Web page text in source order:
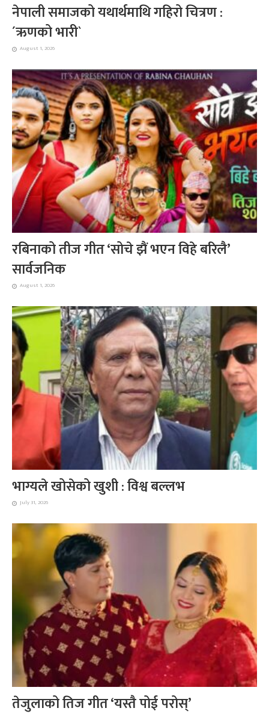
नेपाली समाजको यथार्थमाथि गहिरो चित्रण :
´ऋणको भारी`
August 1, 2026
रबिनाको तीज गीत ‘सोचे झैं भएन विहे बरिलै’
सार्वजनिक
August 1, 2026
भाग्यले खोसेको खुशी : विश्व बल्लभ
July 31, 2026
तेजुलाको तिज गीत ‘यस्तै पोई परोस्’